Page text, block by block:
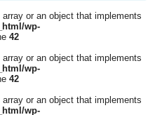
or an object that implements
wp-
42
or an object that implements
wp-
42
or an object that implements
wp-